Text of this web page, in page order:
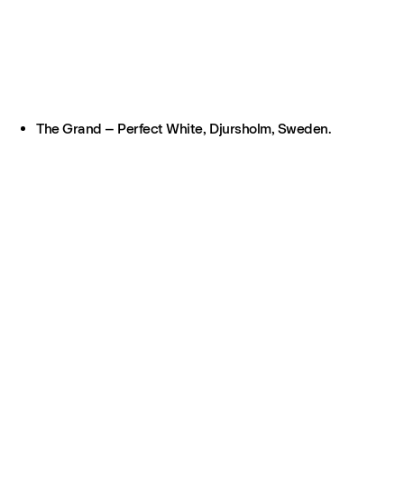
The Grand – Perfect White, Djursholm, Sweden.